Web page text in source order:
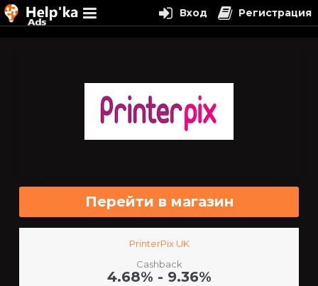
Перейти в магазин
PrinterPix UK
Cashback
4.68% - 9.36%
Вход Регистрация